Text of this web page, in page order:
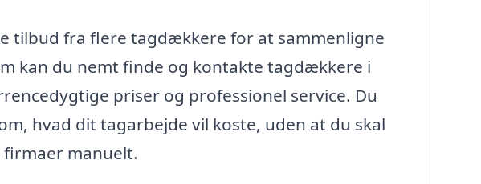
tilbud fra flere tagdækkere for at sammenligne
kan du nemt finde og kontakte tagdækkere i
priser og professionel service. Du
hvad dit tagarbejde vil koste, uden at du skal
manuelt.